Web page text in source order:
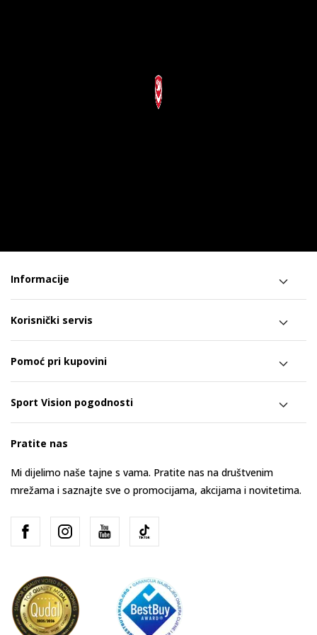
Informacije
Korisnički servis
Pomoć pri kupovini
Sport Vision pogodnosti
Pratite nas
Mi dijelimo naše tajne s vama. Pratite nas na društvenim
mrežama i saznajte sve o promocijama, akcijama i novitetima.